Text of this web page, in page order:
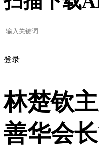
登录
林楚钦
善华会